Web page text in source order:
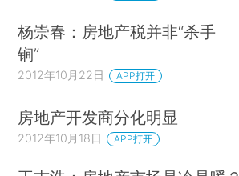
杨崇春：房地产税并非“杀手
锏”
2012年10月22日 APP打开
房地产开发商分化明显
2012年10月18日 APP打开